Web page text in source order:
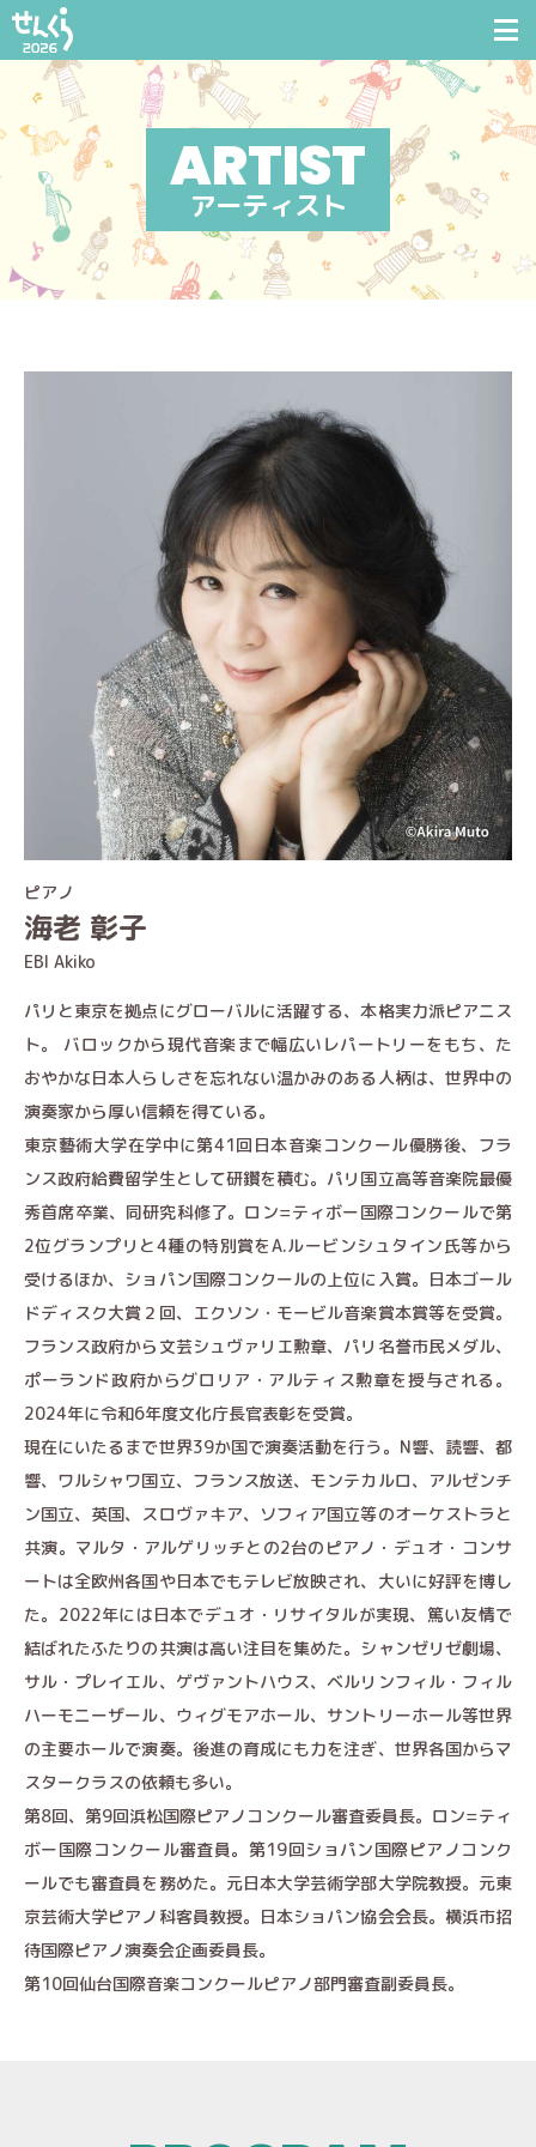
アーティスト
海老 彰子
EBI Akiko
ピアノ
パリと東京を拠点にグローバルに活躍する、本格実力派ピアニス
ト。 バロックから現代音楽まで幅広いレパートリーをもち、た
おやかな日本人らしさを忘れない温かみのある人柄は、世界中の
演奏家から厚い信頼を得ている。
東京藝術大学在学中に第41回日本音楽コンクール優勝後、フラ
ンス政府給費留学生として研鑽を積む。パリ国立高等音楽院最優
秀首席卒業、同研究科修了。ロン=ティボー国際コンクールで第
2位グランプリと4種の特別賞をA.ルービンシュタイン氏等から
受けるほか、ショパン国際コンクールの上位に入賞。日本ゴール
ドディスク大賞２回、エクソン・モービル音楽賞本賞等を受賞。
フランス政府から文芸シュヴァリエ勲章、パリ名誉市民メダル、
ポーランド政府からグロリア・アルティス勲章を授与される。
2024年に令和6年度文化庁長官表彰を受賞。
現在にいたるまで世界39か国で演奏活動を行う。N響、読響、都
響、ワルシャワ国立、フランス放送、モンテカルロ、アルゼンチ
ン国立、英国、スロヴァキア、ソフィア国立等のオーケストラと
共演。マルタ・アルゲリッチとの2台のピアノ・デュオ・コンサ
ートは全欧州各国や日本でもテレビ放映され、大いに好評を博し
た。2022年には日本でデュオ・リサイタルが実現、篤い友情で
結ばれたふたりの共演は高い注目を集めた。シャンゼリゼ劇場、
サル・プレイエル、ゲヴァントハウス、ベルリンフィル・フィル
ハーモニーザール、ウィグモアホール、サントリーホール等世界
の主要ホールで演奏。後進の育成にも力を注ぎ、世界各国からマ
スタークラスの依頼も多い。
第8回、第9回浜松国際ピアノコンクール審査委員長。ロン=ティ
ボー国際コンクール審査員。第19回ショパン国際ピアノコンク
ールでも審査員を務めた。元日本大学芸術学部大学院教授。元東
京芸術大学ピアノ科客員教授。日本ショパン協会会長。横浜市招
待国際ピアノ演奏会企画委員長。
第10回仙台国際音楽コンクールピアノ部門審査副委員長。